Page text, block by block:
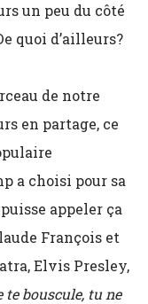
un peu du côté
quoi d’ailleurs?
de notre
en partage, ce
a choisi pour sa
appeler ça
François et
Elvis Presley,
te bouscule, tu ne